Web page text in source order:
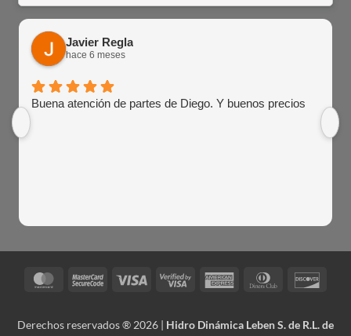
Javier Regla
hace 6 meses
Buena atención de partes de Diego. Y buenos precios
MasterCardMasterCardVisa
Visa
American
Dinners
Derechos reservados ® 2026 | Hidro Dinámica Leben S. de R.L. de